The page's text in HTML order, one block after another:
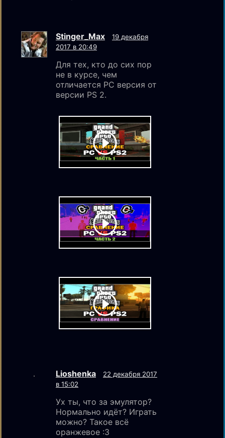
Stinger_Max
19 декабря
2017 в 20:49
Для тех, кто до сих пор
не в курсе, чем
отличается PC версия от
версии PS 2.
Lioshenka
22 декабря 2017
в 15:02
Ух ты, что за эмулятор?
Нормально идёт? Играть
можно? Такое всё
оранжевое :3